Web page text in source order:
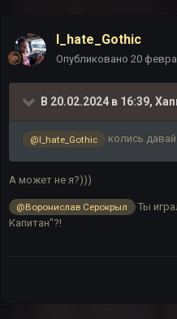
I_hate_Gothic
Опубликовано 20
В 20.02.2024 в 16:39,
@I_hate_Gothic колись
А может не я?)))
@Воронислав Серокрыл
Ты
Капитан"?!